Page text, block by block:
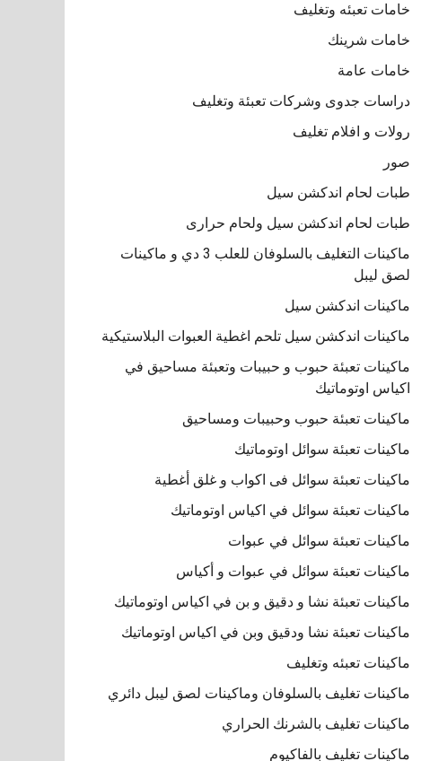
خامات تعبئه وتغليف
خامات شرينك
خامات عامة
دراسات جدوى وشركات تعبئة وتغليف
رولات و افلام تغليف
صور
طبات لحام اندكشن سيل
طبات لحام اندكشن سيل ولحام حرارى
ماكينات التغليف بالسلوفان للعلب 3 دي و ماكينات
لصق ليبل
ماكينات اندكشن سيل
ماكينات اندكشن سيل تلحم اغطية العبوات البلاستيكية
ماكينات تعبئة حبوب و حبيبات وتعبئة مساحيق في
اكياس اوتوماتيك
ماكينات تعبئة حبوب وحبيبات ومساحيق
ماكينات تعبئة سوائل اوتوماتيك
ماكينات تعبئة سوائل فى اكواب و غلق أغطية
ماكينات تعبئة سوائل في اكياس اوتوماتيك
ماكينات تعبئة سوائل في عبوات
ماكينات تعبئة سوائل في عبوات و أكياس
ماكينات تعبئة نشا و دقيق و بن في اكياس اوتوماتيك
ماكينات تعبئة نشا ودقيق وبن في اكياس اوتوماتيك
ماكينات تعبئه وتغليف
ماكينات تغليف بالسلوفان وماكينات لصق ليبل دائري
ماكينات تغليف بالشرنك الحراري
ماكينات تغليف بالفاكيوم